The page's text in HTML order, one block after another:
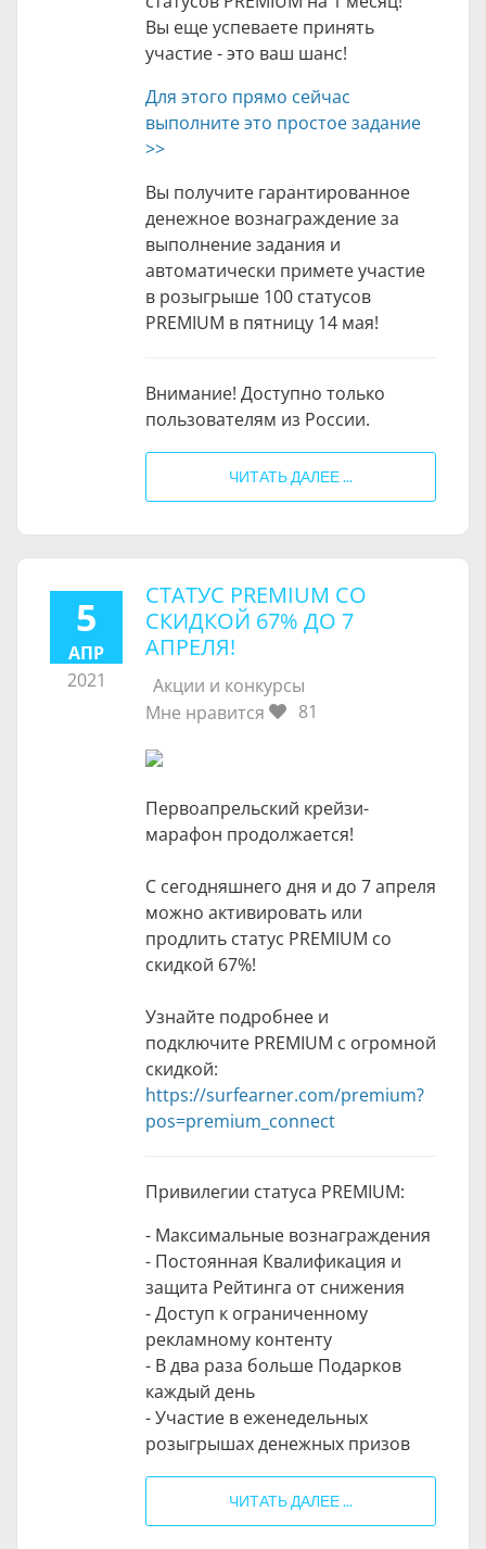
Вы еще успеваете принять
участие - это ваш шанс!
Для этого прямо сейчас
выполните это простое задание
>>
Вы получите гарантированное
денежное вознаграждение за
выполнение задания и
автоматически примете участие
в розыгрыше 100 статусов
PREMIUM в пятницу 14 мая!
Внимание! Доступно только
пользователям из России.
ЧИТАТЬ ДАЛЕЕ ...
5
АПР
2021
СТАТУС PREMIUM СО
СКИДКОЙ 67% ДО 7
АПРЕЛЯ!
Акции и конкурсы
Мне нравится
81
Первоапрельский крейзи-
марафон продолжается!
С сегодняшнего дня и до 7 апреля
можно активировать или
продлить статус PREMIUM со
скидкой 67%!
Узнайте подробнее и
подключите PREMIUM с огромной
скидкой:
https://surfearner.com/premium?
pos=premium_connect
Привилегии статуса PREMIUM:
- Максимальные вознаграждения
- Постоянная Квалификация и
защита Рейтинга от снижения
- Доступ к ограниченному
рекламному контенту
- В два раза больше Подарков
каждый день
- Участие в еженедельных
розыгрышах денежных призов
ЧИТАТЬ ДАЛЕЕ ...